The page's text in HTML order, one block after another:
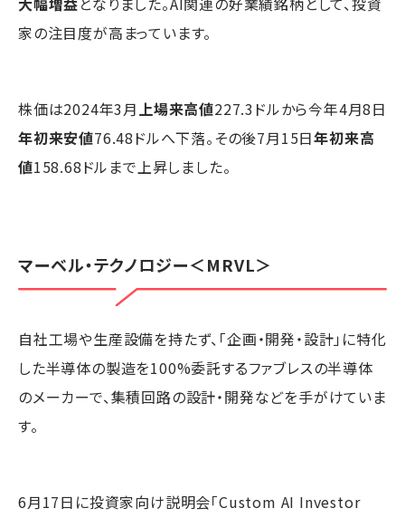
家の注目度が高まっています。
株価は2024年3月上場来高値227.3ドルから今年4月8日
年初来安値76.48ドルへ下落。その後7月15日年初来高
値158.68ドルまで上昇しました。
マーベル・テクノロジー＜MRVL＞
自社工場や生産設備を持たず、「企画・開発・設計」に特化
した半導体の製造を100%委託するファブレスの半導体
のメーカーで、集積回路の設計・開発などを手がけていま
す。
6月17日に投資家向け説明会「Custom AI Investor